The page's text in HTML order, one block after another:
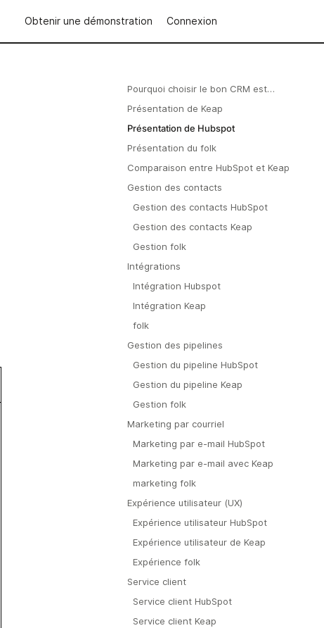
Obtenir une démonstration Connexion
Pourquoi choisir le bon CRM est
important
Présentation de Keap
Présentation de Hubspot
Présentation du folk
Comparaison entre HubSpot et Keap
Gestion des contacts
Gestion des contacts HubSpot
Gestion des contacts Keap
Gestion folk
Intégrations
Intégration Hubspot
Intégration Keap
folk
Gestion des pipelines
Gestion du pipeline HubSpot
Gestion du pipeline Keap
Gestion folk
Marketing par courriel
Marketing par e-mail HubSpot
Marketing par e-mail avec Keap
marketing folk
Expérience utilisateur (UX)
Expérience utilisateur HubSpot
Expérience utilisateur de Keap
Expérience folk
Service client
Service client HubSpot
Service client Keap